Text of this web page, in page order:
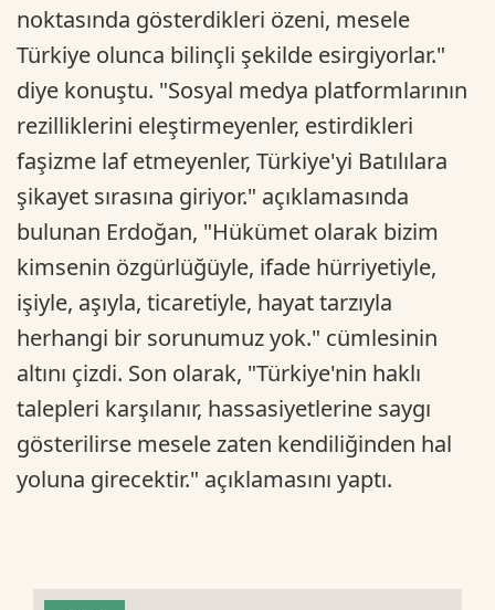
noktasında gösterdikleri özeni, mesele
Türkiye olunca bilinçli şekilde esirgiyorlar."
diye konuştu. "Sosyal medya platformlarının
rezilliklerini eleştirmeyenler, estirdikleri
faşizme laf etmeyenler, Türkiye'yi Batılılara
şikayet sırasına giriyor." açıklamasında
bulunan Erdoğan, "Hükümet olarak bizim
kimsenin özgürlüğüyle, ifade hürriyetiyle,
işiyle, aşıyla, ticaretiyle, hayat tarzıyla
herhangi bir sorunumuz yok." cümlesinin
altını çizdi. Son olarak, "Türkiye'nin haklı
talepleri karşılanır, hassasiyetlerine saygı
gösterilirse mesele zaten kendiliğinden hal
yoluna girecektir." açıklamasını yaptı.